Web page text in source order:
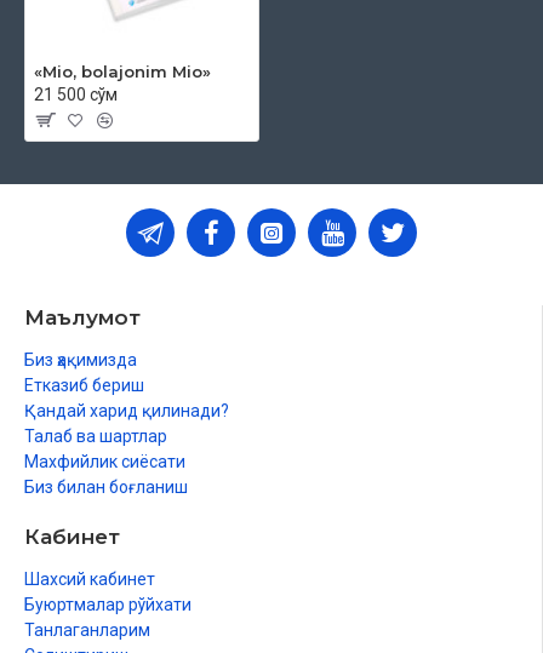
«Mio, bolajonim Mio»‎
21 500 сўм
Маълумот
Биз ҳақимизда
Етказиб бериш
Қандай харид қилинади?
Талаб ва шартлар
Махфийлик сиёсати
Биз билан боғланиш
Кабинет
Шахсий кабинет
Буюртмалар рўйхати
Танлаганларим